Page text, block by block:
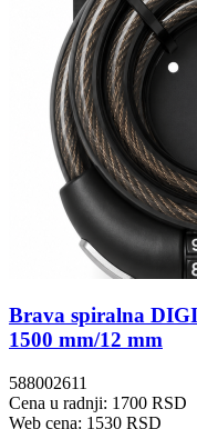
Brava spiralna
1500 mm/12 mm
588002611
Cena u radnji: 1700 RSD
Web cena: 1530 RSD